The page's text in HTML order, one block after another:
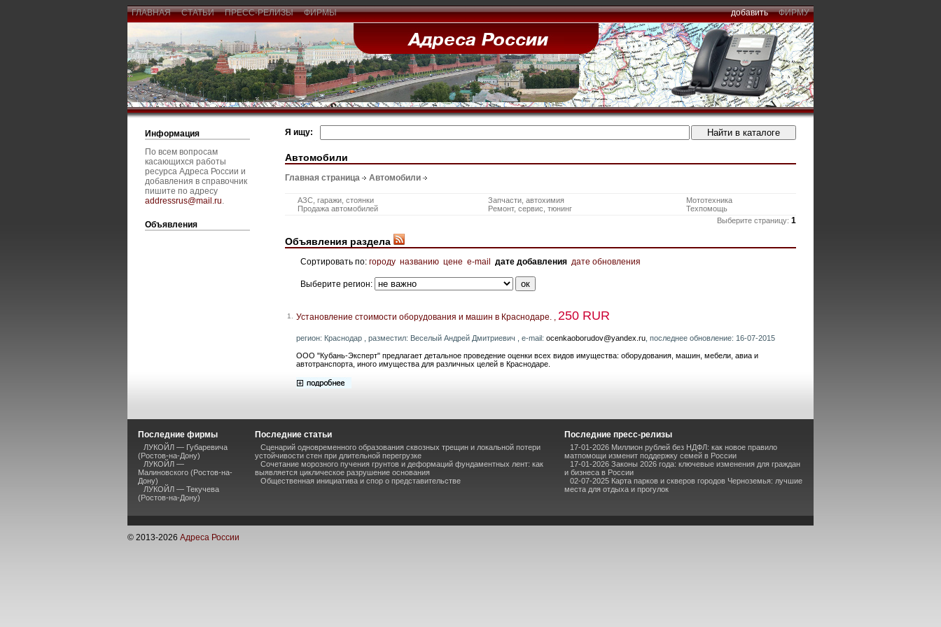
ГЛАВНАЯ СТАТЬИ ПРЕСС-РЕЛИЗЫ ФИРМЫ добавить ФИРМУ
Информация
По всем вопросам
касающихся работы
ресурса Адреса России и
добавления в справочник
пишите по адресу
addressrus@mail.ru.
Объявления
Я ищу:
Автомобили
Главная страница Автомобили
АЗС, гаражи, стоянки Запчасти, автохимия
Мототехника
Продажа автомобилей
Ремонт, сервис, тюнинг
Техпомощь
Выберите страницу: 1
Объявления раздела
Сортировать по: городу названию цене e-mail дате добавления дате обновления
Выберите регион:
1. Установление стоимости оборудования и машин в Краснодаре. , 250 RUR
регион: Краснодар , разместил: Веселый Андрей Дмитриевич , e-mail: ocenkaoborudov@yandex.ru , последнее обновление: 16-07-2015
ООО "Кубань-Эксперт" предлагает детальное проведение оценки всех видов имущества: оборудования, машин, мебели, авиа и
автотранспорта, иного имущества для различных целей в Краснодаре.
Последние фирмы
ЛУКОЙЛ — Губаревича
(Ростов-на-Дону)
ЛУКОЙЛ —
Малиновского (Ростов-на-
Дону)
ЛУКОЙЛ — Текучева
(Ростов-на-Дону)
Последние статьи
Сценарий одновременного образования сквозных трещин и локальной потери
устойчивости стен при длительной перегрузке
Сочетание морозного пучения грунтов и деформаций фундаментных лент: как
выявляется циклическое разрушение основания
Общественная инициатива и спор о представительстве
Последние пресс-релизы
17-01-2026 Миллион рублей без НДФЛ: как новое правило
матпомощи изменит поддержку семей в России
17-01-2026 Законы 2026 года: ключевые изменения для граждан
и бизнеса в России
02-07-2025 Карта парков и скверов городов Черноземья: лучшие
места для отдыха и прогулок
© 2013-2026 Адреса России